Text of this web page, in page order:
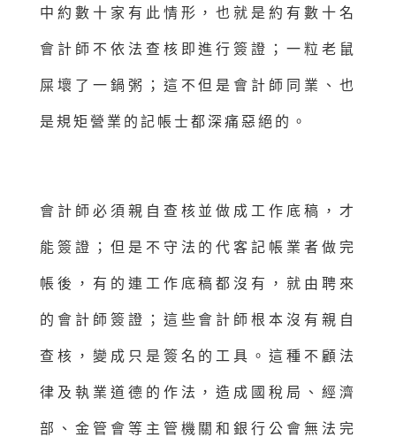
中約數十家有此情形，也就是約有數十名
會計師不依法查核即進行簽證；一粒老鼠
屎壞了一鍋粥；這不但是會計師同業、也
是規矩營業的記帳士都深痛惡絕的。
會計師必須親自查核並做成工作底稿，才
能簽證；但是不守法的代客記帳業者做完
帳後，有的連工作底稿都沒有，就由聘來
的會計師簽證；這些會計師根本沒有親自
查核，變成只是簽名的工具。這種不顧法
律及執業道德的作法，造成國稅局、經濟
部、金管會等主管機關和銀行公會無法完